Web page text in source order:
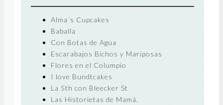
Alma´s Cupcakes
Baballa
Con Botas de Agua
Escarabajos Bichos y Mariposas
Flores en el Columpio
I love Bundtcakes
La 5th con Bleecker St
Las Historietas de Mamá.